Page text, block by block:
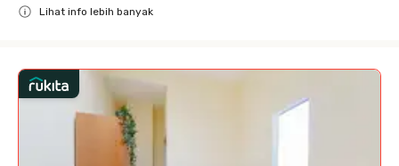
Lihat info lebih banyak